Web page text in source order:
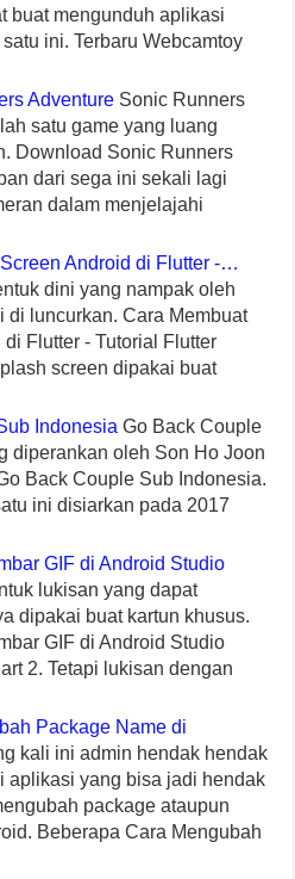
buat mengunduh aplikasi
ini. Terbaru Webcamtoy
Adventure Sonic Runners
satu game yang luang
Download Sonic Runners
dari sega ini sekali lagi
dalam menjelajahi
Android di Flutter -…
dini yang nampak oleh
di luncurkan. Cara Membuat
Flutter - Tutorial Flutter
screen dipakai buat
Indonesia Go Back Couple
diperankan oleh Son Ho Joon
Back Couple Sub Indonesia.
ini disiarkan pada 2017
GIF di Android Studio
lukisan yang dapat
dipakai buat kartun khusus.
GIF di Android Studio
2. Tetapi lukisan dengan
Package Name di
kali ini admin hendak hendak
aplikasi yang bisa jadi hendak
package ataupun
Beberapa Cara Mengubah